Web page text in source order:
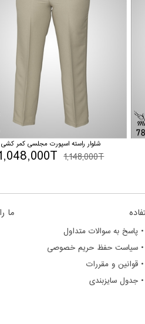
شلوار راسته اسپورت مجلسی کمر کشی
1,148,000T
• پاسخ به سوالات متداول
• سیاست حفظ حریم خصوصی
• قوانین و مقررات
• جدول سایزبندی
ما